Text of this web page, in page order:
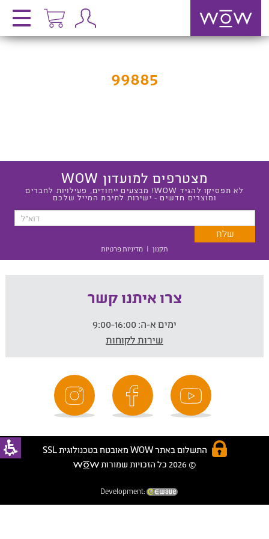
99885
מצטרפים למועדון WOW
לא תפסיקו להגיד WOW! מבצעים ייחודים, פעילויות לחברים
ומוצרים חדשים - ישירות לתיבת המייל שלכם
תקנון | מדיניות פרטיות
צרו איתנו קשר
ימים א-ה:
שירות לקוחות
התשלום באתר WOW מאובטח בטכנולוגית SSL
© 2026 כל הזכויות שמורות
Development: